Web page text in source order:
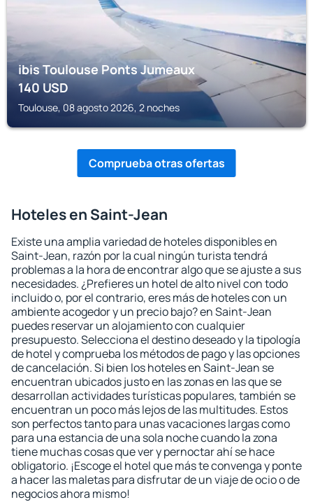
ibis Toulouse Ponts Jumeaux
140USD
Toulouse, 08 agosto 2026, 2 noches
Comprueba otras ofertas
Hoteles en Saint-Jean
Existe una amplia variedad de hoteles disponibles en
Saint-Jean, razón por la cual ningún turista tendrá
problemas a la hora de encontrar algo que se ajuste a sus
necesidades. ¿Prefieres un hotel de alto nivel con todo
incluido o, por el contrario, eres más de hoteles con un
ambiente acogedor y un precio bajo? en Saint-Jean
puedes reservar un alojamiento con cualquier
presupuesto. Selecciona el destino deseado y la tipología
de hotel y comprueba los métodos de pago y las opciones
de cancelación. Si bien los hoteles en Saint-Jean se
encuentran ubicados justo en las zonas en las que se
desarrollan actividades turísticas populares, también se
encuentran un poco más lejos de las multitudes. Estos
son perfectos tanto para unas vacaciones largas como
para una estancia de una sola noche cuando la zona
tiene muchas cosas que ver y pernoctar ahí se hace
obligatorio. ¡Escoge el hotel que más te convenga y ponte
a hacer las maletas para disfrutar de un viaje de ocio o de
negocios ahora mismo!